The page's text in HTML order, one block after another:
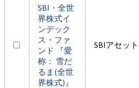
SBI・全世
界株式イ
ンデック
ス・ファ
ンド 『愛
称： 雪だ
るま(全世
界株式)』
SBIアセット